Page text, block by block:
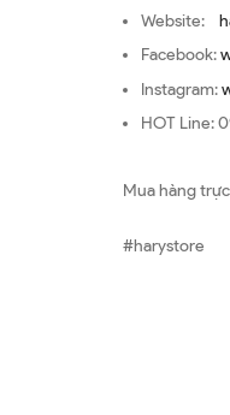
Website:
Facebook:
Instagram:
HOT Line:
Mua hàng
#harystore